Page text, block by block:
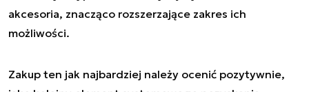
akcesoria, znacząco rozszerzające zakres ich
możliwości.
Zakup ten jak najbardziej należy ocenić pozytywnie,